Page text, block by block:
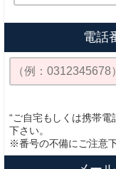
電話
“ご自宅もしくは携帯
下さい。
※番号の不備にご注意下